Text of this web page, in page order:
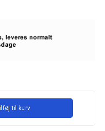
til kurv